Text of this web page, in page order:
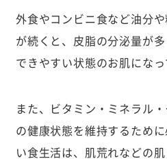
外食やコンビニ食など油分
が続くと、皮脂の分泌量が
できやすい状態のお肌になっ
また、ビタミン・ミネラル
の健康状態を維持するため
い食生活は、肌荒れなどの